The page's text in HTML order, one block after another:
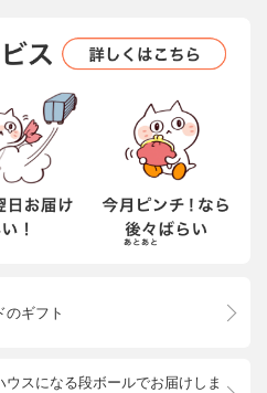
のギフト
スになる段ボールでお届けしま